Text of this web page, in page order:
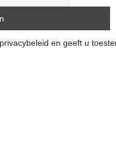
en zijn niet 100%
De edelsteen die je op de foto
is ook de steen die je ontvangt.
en geeft u